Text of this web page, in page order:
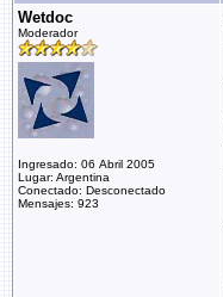
Wetdoc
Moderador
Ingresado: 06 Abril 2005
Lugar: Argentina
Conectado: Desconectado
Mensajes: 923